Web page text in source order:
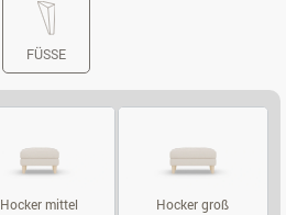
FÜSSE
Hocker mittel Hocker groß